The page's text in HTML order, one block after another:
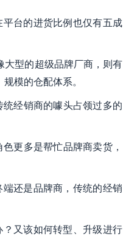
台的进货比例也仅有五成
型的超级品牌厂商，则有
模的仓配体系。
经销商的噱头占领过多的
更多是帮忙品牌商卖货，
还是品牌商，传统的经销
又该如何转型、升级进行